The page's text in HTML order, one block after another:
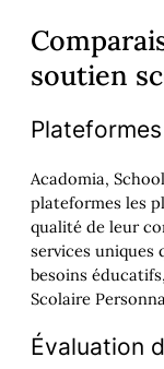
soutien
Acadomia,
plateformes les
qualité de leur
services uniques
besoins
Scolaire
Évaluation